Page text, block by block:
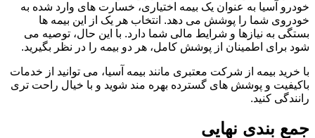
خودرو آسیا به عنوان یک بیمه اختیاری، خسارت های وارد شده به
خودروی شما را پوشش می دهد. انتخاب هر یک از این بیمه ها
بستگی به نیازها و شرایط مالی شما دارد. با این حال، توصیه می
شود برای اطمینان از پوشش کامل، هر دو بیمه را در نظر بگیرید.
با خرید بیمه از شرکت معتبری مانند بیمه آسیا، می توانید از خدمات
باکیفیت و پوشش های گسترده بهره مند شوید و با خیال راحت تری
رانندگی کنید.
جمع بندی نهایی